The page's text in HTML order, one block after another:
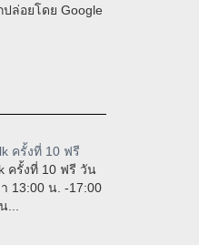
ปล่อยโดย Google
ครั้งที่ 10 ฟรี
ครั้งที่ 10 ฟรี วัน
13:00 น. -17:00